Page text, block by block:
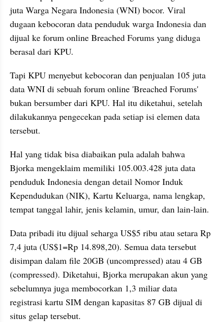
juta Warga Negara Indonesia (WNI) bocor. Viral
dugaan kebocoran data penduduk warga Indonesia dan
dijual ke forum online Breached Forums yang diduga
berasal dari KPU.
Tapi KPU menyebut kebocoran dan penjualan 105 juta
data WNI di sebuah forum online 'Breached Forums'
bukan bersumber dari KPU. Hal itu diketahui, setelah
dilakukannya pengecekan pada setiap isi elemen data
tersebut.
Hal yang tidak bisa diabaikan pula adalah bahwa
Bjorka mengeklaim memiliki 105.003.428 juta data
penduduk Indonesia dengan detail Nomor Induk
Kependudukan (NIK), Kartu Keluarga, nama lengkap,
tempat tanggal lahir, jenis kelamin, umur, dan lain-lain.
Data pribadi itu dijual seharga US$5 ribu atau setara Rp
7,4 juta (US$1=Rp 14.898,20). Semua data tersebut
disimpan dalam file 20GB (uncompressed) atau 4 GB
(compressed). Diketahui, Bjorka merupakan akun yang
sebelumnya juga membocorkan 1,3 miliar data
registrasi kartu SIM dengan kapasitas 87 GB dijual di
situs gelap tersebut.